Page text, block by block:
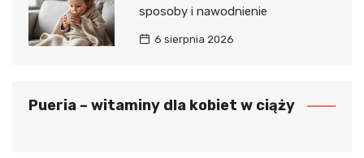
sposoby i nawodnienie
6 sierpnia 2026
Pueria – witaminy dla kobiet w ciąży